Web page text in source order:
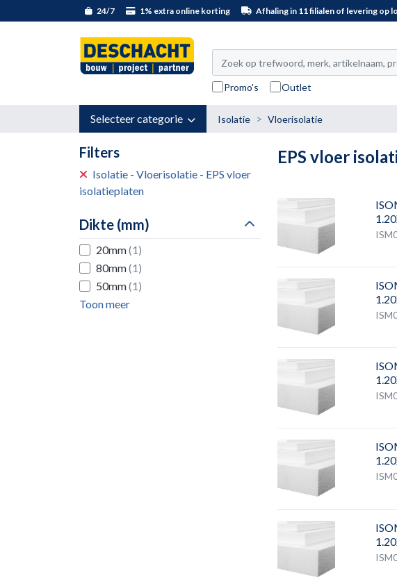
24/7 1% extra online korting Afhaling in 11 filialen of levering op
Promo's Outlet
Selecteer categorie Isolatie Vloerisolatie
Filters
Isolatie - Vloerisolatie - EPS vloer
isolatieplaten
Dikte (mm)
20mm(1)
80mm(1)
50mm(1)
Toon meer
EPS vloer